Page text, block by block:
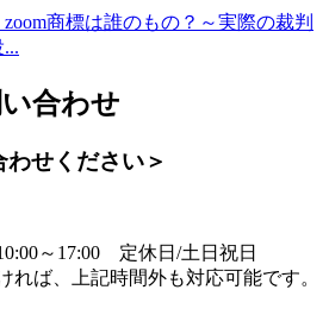
zoom商標は誰のもの？～実際の裁判
合わせ
わせください＞
～17:00 定休日/土日祝日
ば、上記時間外も対応可能です。